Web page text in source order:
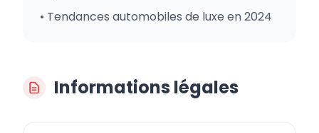
• Tendances automobiles de luxe en 2024
Informations légales